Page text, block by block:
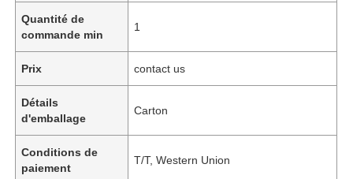
Quantité de
commande min
1
Prix contact us
Détails
d'emballage
Carton
Conditions de
paiement
T/T, Western Union